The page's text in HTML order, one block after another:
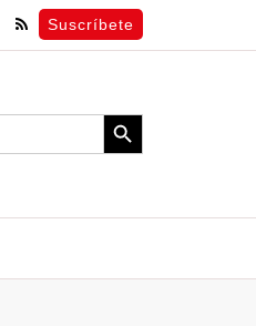
Suscríbete
Search Button